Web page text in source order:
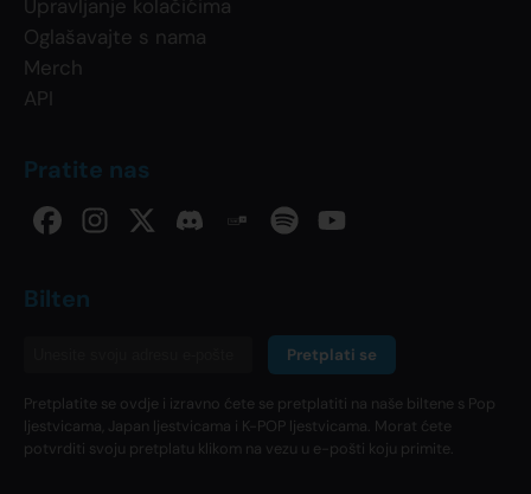
Upravljanje kolačićima
Oglašavajte s nama
Merch
API
Pratite nas
Bilten
Pretplati se
Pretplatite se ovdje i izravno ćete se pretplatiti na naše biltene s Pop
ljestvicama, Japan ljestvicama i K-POP ljestvicama. Morat ćete
potvrditi svoju pretplatu klikom na vezu u e-pošti koju primite.